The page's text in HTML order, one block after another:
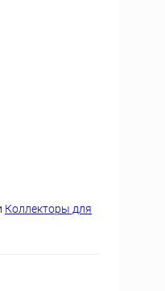
Коллекторы для